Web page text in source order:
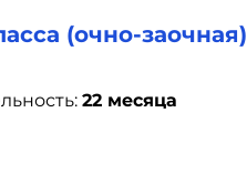
(очно-заочная)
22 месяца